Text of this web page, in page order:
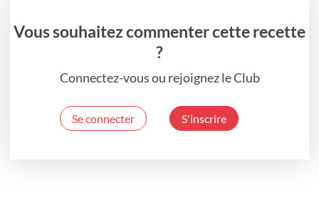
Vous souhaitez commenter cette recette
?
Connectez-vous ou rejoignez le Club
Se connecter S'inscrire